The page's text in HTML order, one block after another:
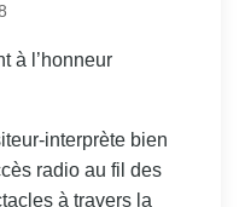
à l’honneur
interprète bien
radio au fil des
à travers la